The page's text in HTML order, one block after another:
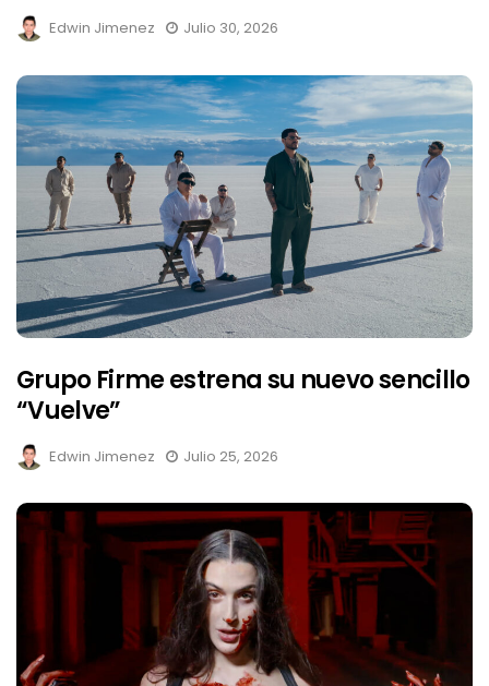
Edwin Jimenez Julio 30, 2026
Grupo Firme estrena su nuevo sencillo
“Vuelve”
Edwin Jimenez Julio 25, 2026